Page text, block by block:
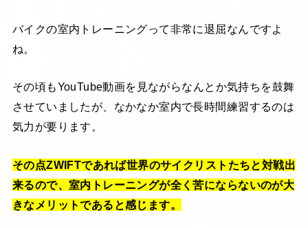
バイクの室内トレーニングって非常に退屈なんですよ
ね。
その頃もYouTube動画を見ながらなんとか気持ちを鼓舞
させていましたが、なかなか室内で長時間練習するのは
気力が要ります。
その点ZWIFTであれば世界のサイクリストたちと対戦出
来るので、室内トレーニングが全く苦にならないのが大
きなメリットであると感じます。